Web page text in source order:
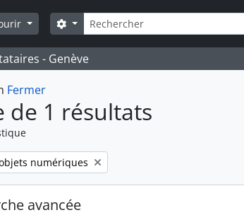
Rechercher
Search options
- Genève
Fermer
de 1 résultats
filter:numériques
avancée